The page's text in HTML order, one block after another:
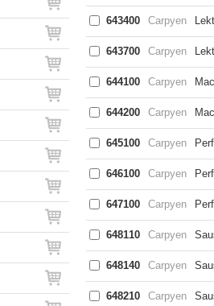
643400 Carpyen
643700 Carpyen
644100 Carpyen
644200 Carpyen
645100 Carpyen
646100 Carpyen
647100 Carpyen
648110 Carpyen
648140 Carpyen
648210 Carpyen